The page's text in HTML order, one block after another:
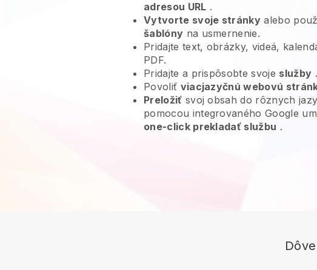
adresou URL .
Vytvorte svoje stránky alebo
šablóny na usmernenie.
Pridajte text, obrázky, videá,
PDF.
Pridajte a prispôsobte svoje služby .
Povoliť viacjazyčnú webovú
Preložiť svoj obsah do rôznych
pomocou integrovaného Google
one-click prekladať službu .